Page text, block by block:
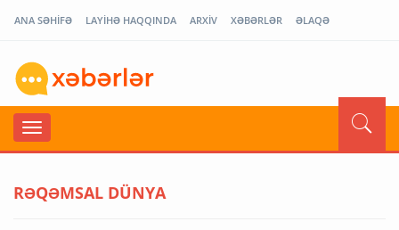
ANA SƏHİFƏ LAYİHƏ HAQQINDA ARXİV XƏBƏRLƏR ƏLAQƏ
RƏQƏMSAL DÜNYA